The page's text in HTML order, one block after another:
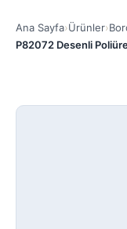
Ana Sayfa›Ürünler›
P82072 Desenli